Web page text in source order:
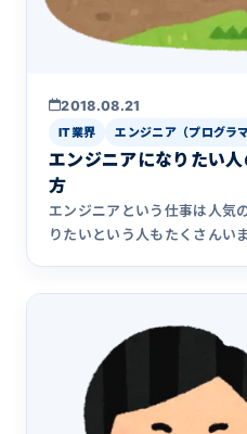
2018.08.21
IT業界 エンジニア（プログラマ
エンジニアになりたい
方
エンジニアという仕事は人気
りたいという人もたくさんい